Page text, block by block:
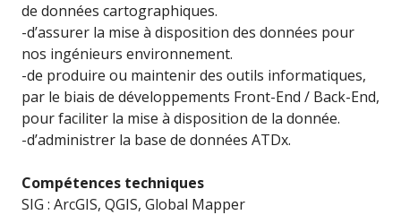
de données cartographiques.
-d’assurer la mise à disposition des données pour
nos ingénieurs environnement.
-de produire ou maintenir des outils informatiques,
par le biais de développements Front-End / Back-End,
pour faciliter la mise à disposition de la donnée.
-d’administrer la base de données ATDx.
Compétences techniques
SIG : ArcGIS, QGIS, Global Mapper